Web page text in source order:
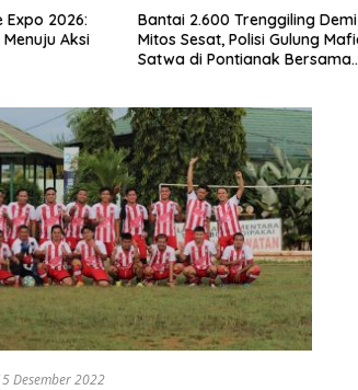
Expo 2026:
Aksi
Bantai 2.600 Trenggiling Demi
Mitos Sesat, Polisi Gulung
Satwa di Pontianak Bersama
15 Desember 2022